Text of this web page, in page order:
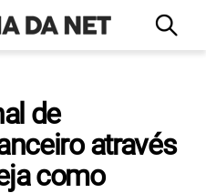
de
através
como